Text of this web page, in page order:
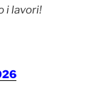
i lavori!